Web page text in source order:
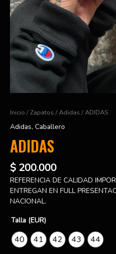
Inicio /Zapatos /Adidas / ADIDAS
Adidas, Caballero
ADIDAS
$ 200.000
REFERENCIA DE CALIDAD
ENTREGAN EN FULL
NACIONAL.
Talla (EUR)
40 41 42 43 44